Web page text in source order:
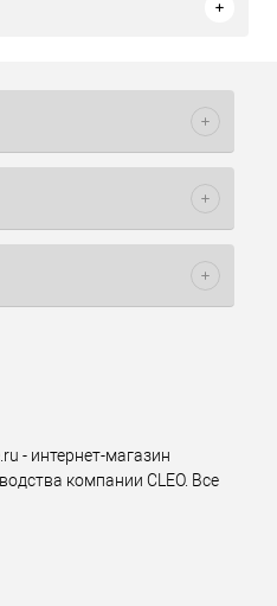
- интернет-магазин
компании CLEO. Все